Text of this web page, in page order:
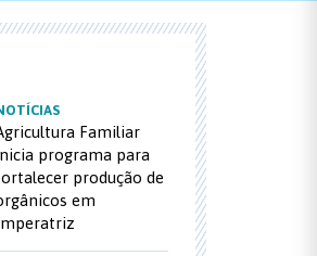
Familiar
programa para
produção de
em